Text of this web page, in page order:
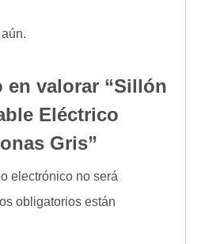
en valorar “Sillón
Eléctrico
Gris”
electrónico no será
obligatorios están